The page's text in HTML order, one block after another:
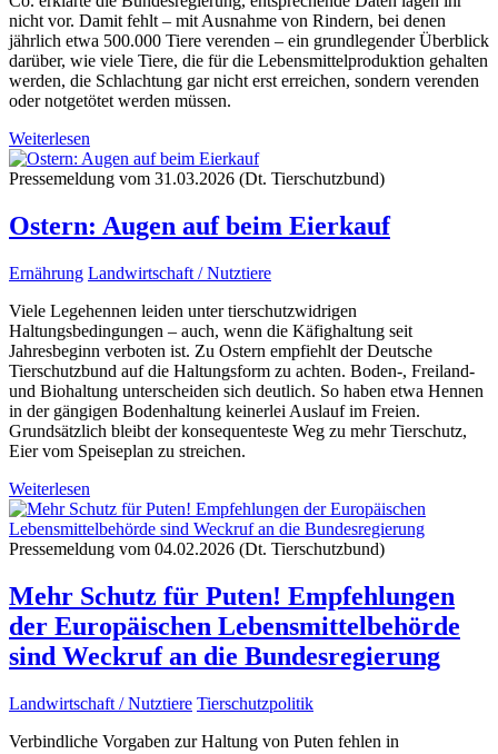
nicht vor. Damit fehlt – mit Ausnahme von Rindern, bei denen
jährlich etwa 500.000 Tiere verenden – ein grundlegender Überblick
darüber, wie viele Tiere, die für die Lebensmittelproduktion gehalten
werden, die Schlachtung gar nicht erst erreichen, sondern verenden
oder notgetötet werden müssen.
Weiterlesen
Pressemeldung vom 31.03.2026 (Dt. Tierschutzbund)
Ostern: Augen auf beim Eierkauf
Ernährung Landwirtschaft / Nutztiere
Viele Legehennen leiden unter tierschutzwidrigen
Haltungsbedingungen – auch, wenn die Käfighaltung seit
Jahresbeginn verboten ist. Zu Ostern empfiehlt der Deutsche
Tierschutzbund auf die Haltungsform zu achten. Boden-, Freiland-
und Biohaltung unterscheiden sich deutlich. So haben etwa Hennen
in der gängigen Bodenhaltung keinerlei Auslauf im Freien.
Grundsätzlich bleibt der konsequenteste Weg zu mehr Tierschutz,
Eier vom Speiseplan zu streichen.
Weiterlesen
Pressemeldung vom 04.02.2026 (Dt. Tierschutzbund)
Mehr Schutz für Puten! Empfehlungen
der Europäischen Lebensmittelbehörde
sind Weckruf an die Bundesregierung
Landwirtschaft / Nutztiere Tierschutzpolitik
Verbindliche Vorgaben zur Haltung von Puten fehlen in